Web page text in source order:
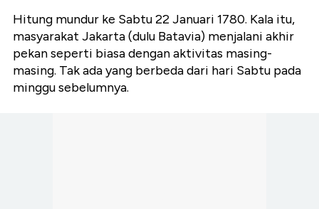
Hitung mundur ke Sabtu 22 Januari 1780. Kala itu,
masyarakat Jakarta (dulu Batavia) menjalani akhir
pekan seperti biasa dengan aktivitas masing-
masing. Tak ada yang berbeda dari hari Sabtu pada
minggu sebelumnya.